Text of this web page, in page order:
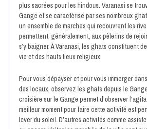
plus sacrées pour les hindous. Varanasi se
Gange et se caractérise par ses nombreux
un ensemble de marches qui recouvrent les
permettent, généralement, aux pèlerins de
s’y baigner. À Varanasi, les ghats constituent
vie et des hauts lieux religieux.
Pour vous dépayser et pour vous immerger
des locaux, observez les ghats depuis le
croisière sur le Gange permet d’observer
meilleur moment pour faire cette activité est
lever du soleil. D’autres activités comme